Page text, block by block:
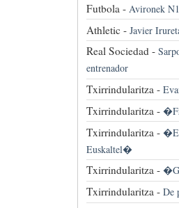
Futbola - Avironek
Athletic - Javier
Real Sociedad -
entrenador
Txirrindularitza -
Txirrindularitza -
Txirrindularitza -
Euskaltel�
Txirrindularitza -
Txirrindularitza - De